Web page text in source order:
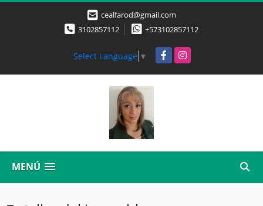
cealfarod@gmail.com
3102857112
+573102857112
Select Language ▼ FacebookInstagram
MENÚ